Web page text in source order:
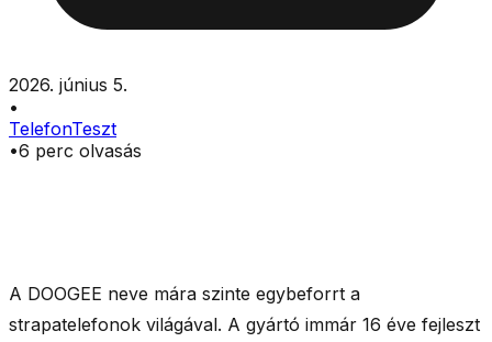
2026. június 5.
•
TelefonTeszt
•6 perc olvasás
A DOOGEE neve mára szinte egybeforrt a
strapatelefonok világával. A gyártó immár 16 éve fejleszt